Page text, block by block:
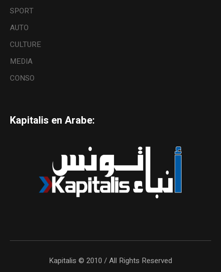
SPORT
AUTO
CULTURE
MEDIA
CONSO
Kapitalis en Arabe:
Kapitalis © 2010 / All Rights Reserved